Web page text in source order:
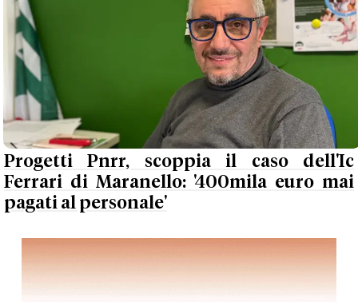
Progetti Pnrr, scoppia il caso dell'Ic
Ferrari di Maranello: '400mila euro mai
pagati al personale'